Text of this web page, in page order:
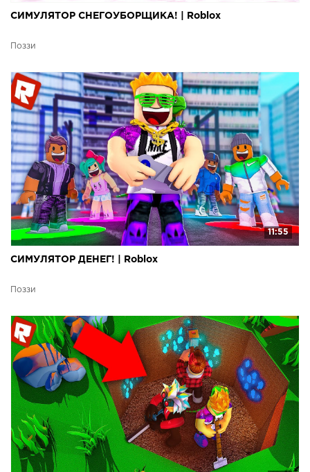
СИМУЛЯТОР СНЕГОУБОРЩИКА! | Roblox
Поззи
11:55
СИМУЛЯТОР ДЕНЕГ! | Roblox
Поззи